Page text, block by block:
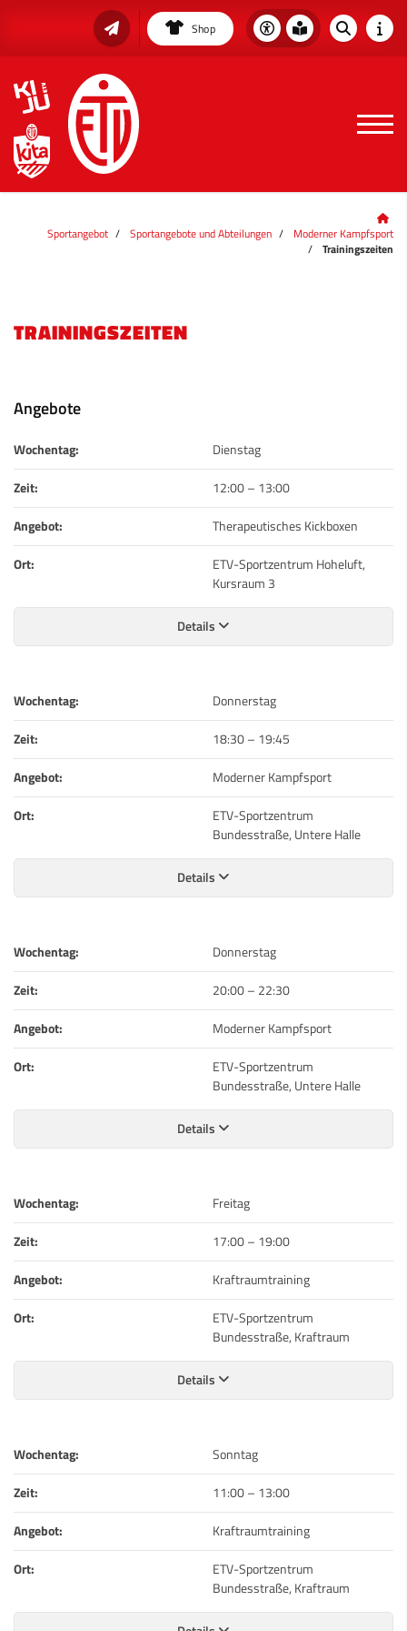
Shop
Sportangebot Sportangebote und Abteilungen
Moderner Kampfsport
Trainingszeiten
TRAININGSZEITEN
Angebote
Wochentag:
Dienstag
Zeit:
12:00– 13:00
Angebot:
Therapeutisches Kickboxen
Ort:
ETV-Sportzentrum Hoheluft,
Kursraum 3
Details
Wochentag:
Donnerstag
Zeit:
18:30– 19:45
Angebot:
Moderner Kampfsport
Ort:
ETV-Sportzentrum
Bundesstraße, Untere Halle
Details
Wochentag:
Donnerstag
Zeit:
20:00– 22:30
Angebot:
Moderner Kampfsport
Ort:
ETV-Sportzentrum
Bundesstraße, Untere Halle
Details
Wochentag:
Freitag
Zeit:
17:00– 19:00
Angebot:
Kraftraumtraining
Ort:
ETV-Sportzentrum
Bundesstraße, Kraftraum
Details
Wochentag:
Sonntag
Zeit:
11:00– 13:00
Angebot:
Kraftraumtraining
Ort:
ETV-Sportzentrum
Bundesstraße, Kraftraum